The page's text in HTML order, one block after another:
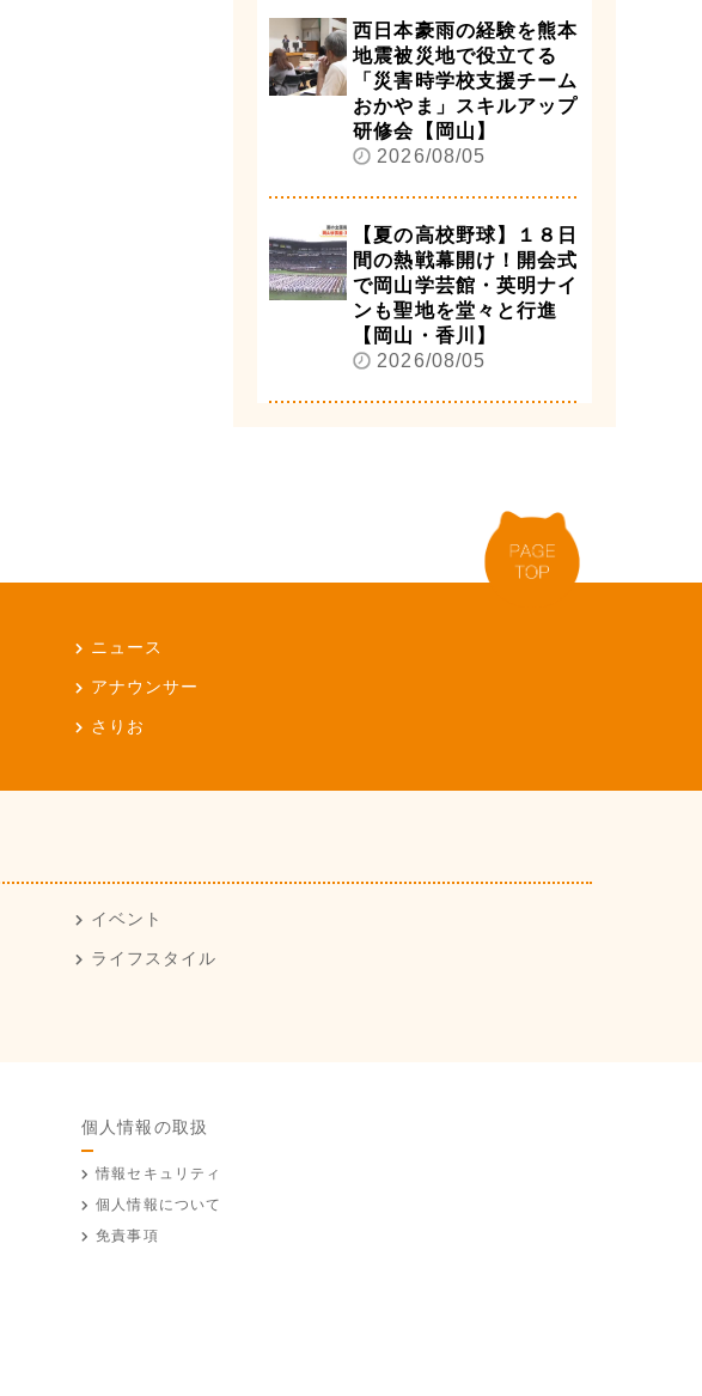
西日本豪雨の経験を熊本
地震被災地で役立てる
「災害時学校支援チーム
おかやま」スキルアップ
研修会【岡山】
2026/08/05
【夏の高校野球】１８日
間の熱戦幕開け！開会式
で岡山学芸館・英明ナイ
ンも聖地を堂々と行進
【岡山・香川】
2026/08/05
ニュース
アナウンサー
さりお
イベント
ライフスタイル
個人情報の取扱
情報セキュリティ
個人情報について
免責事項